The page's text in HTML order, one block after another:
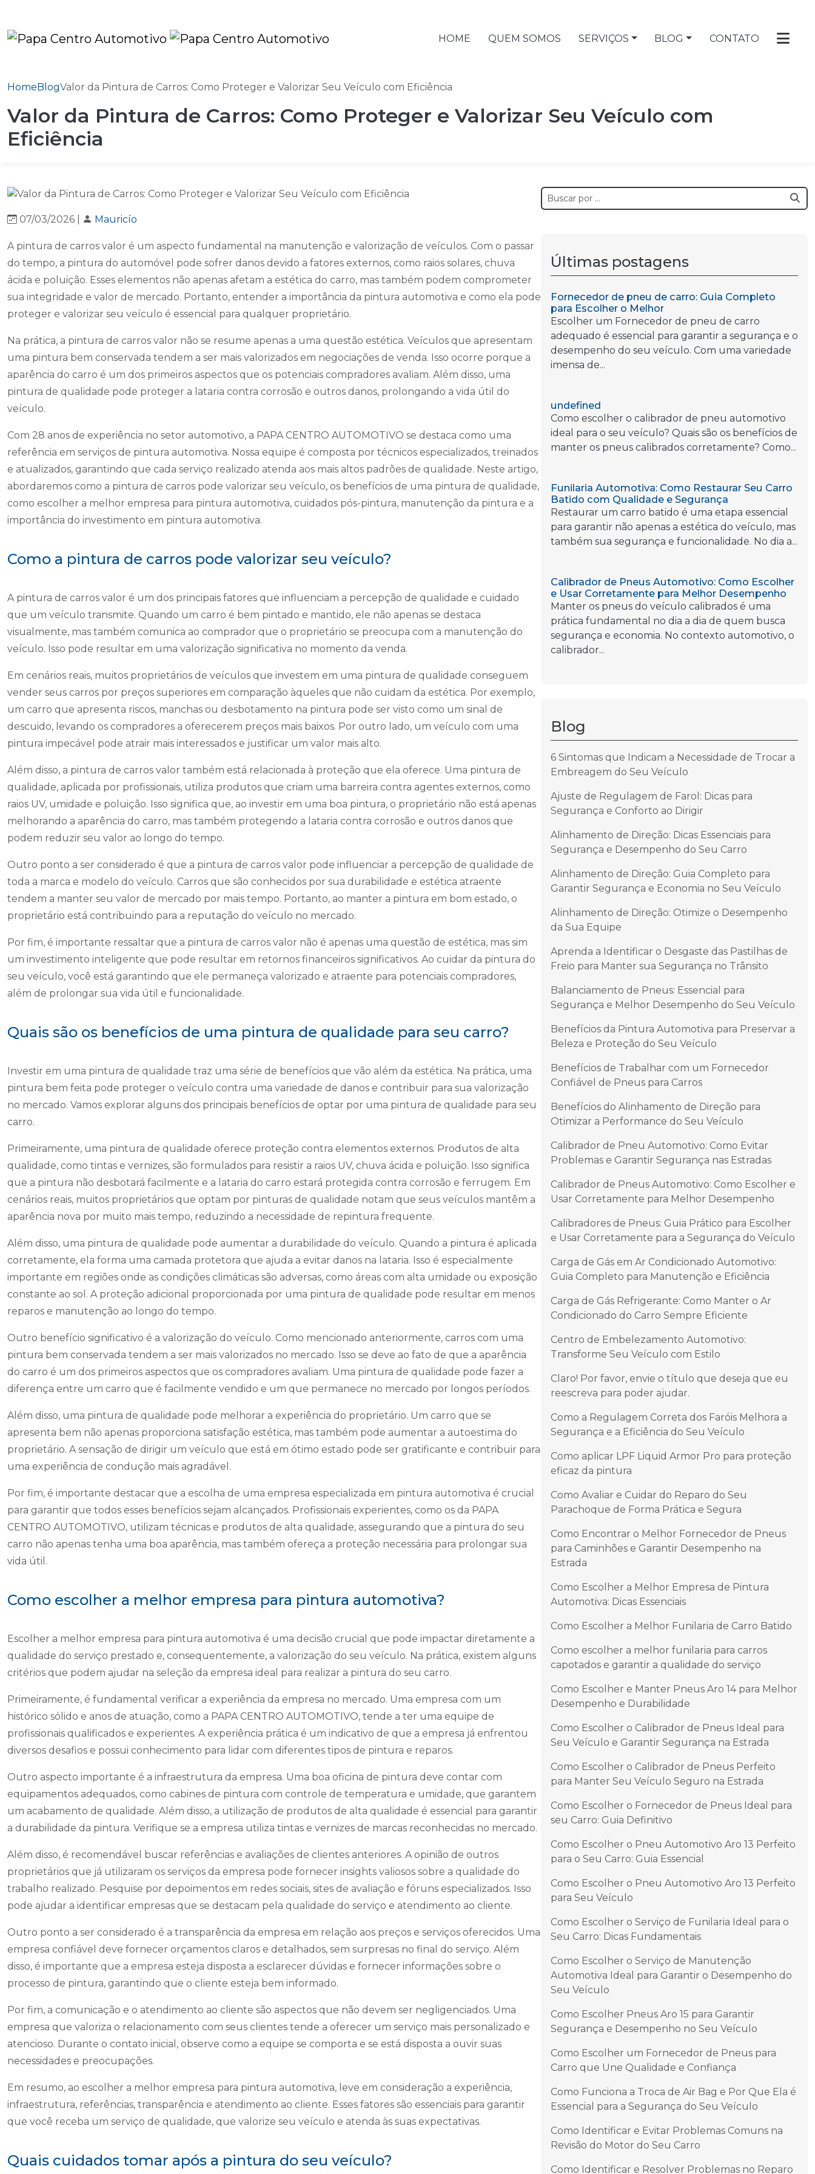
HOME QUEM SOMOS SERVIÇOS BLOG CONTATO
HomeBlogValor da Pintura de Carros: Como Proteger e Valorizar Seu Veículo com Eficiência
Valor da Pintura de Carros: Como Proteger e Valorizar Seu Veículo com
Eficiência
07/03/2026 | Mauricío
A pintura de carros valor é um aspecto fundamental na manutenção e valorização de veículos. Com o passar
do tempo, a pintura do automóvel pode sofrer danos devido a fatores externos, como raios solares, chuva
ácida e poluição. Esses elementos não apenas afetam a estética do carro, mas também podem comprometer
sua integridade e valor de mercado. Portanto, entender a importância da pintura automotiva e como ela pode
proteger e valorizar seu veículo é essencial para qualquer proprietário.
Na prática, a pintura de carros valor não se resume apenas a uma questão estética. Veículos que apresentam
uma pintura bem conservada tendem a ser mais valorizados em negociações de venda. Isso ocorre porque a
aparência do carro é um dos primeiros aspectos que os potenciais compradores avaliam. Além disso, uma
pintura de qualidade pode proteger a lataria contra corrosão e outros danos, prolongando a vida útil do
veículo.
Com 28 anos de experiência no setor automotivo, a PAPA CENTRO AUTOMOTIVO se destaca como uma
referência em serviços de pintura automotiva. Nossa equipe é composta por técnicos especializados, treinados
e atualizados, garantindo que cada serviço realizado atenda aos mais altos padrões de qualidade. Neste artigo,
abordaremos como a pintura de carros pode valorizar seu veículo, os benefícios de uma pintura de qualidade,
como escolher a melhor empresa para pintura automotiva, cuidados pós-pintura, manutenção da pintura e a
importância do investimento em pintura automotiva.
Como a pintura de carros pode valorizar seu veículo?
A pintura de carros valor é um dos principais fatores que influenciam a percepção de qualidade e cuidado
que um veículo transmite. Quando um carro é bem pintado e mantido, ele não apenas se destaca
visualmente, mas também comunica ao comprador que o proprietário se preocupa com a manutenção do
veículo. Isso pode resultar em uma valorização significativa no momento da venda.
Em cenários reais, muitos proprietários de veículos que investem em uma pintura de qualidade conseguem
vender seus carros por preços superiores em comparação àqueles que não cuidam da estética. Por exemplo,
um carro que apresenta riscos, manchas ou desbotamento na pintura pode ser visto como um sinal de
descuido, levando os compradores a oferecerem preços mais baixos. Por outro lado, um veículo com uma
pintura impecável pode atrair mais interessados e justificar um valor mais alto.
Além disso, a pintura de carros valor também está relacionada à proteção que ela oferece. Uma pintura de
qualidade, aplicada por profissionais, utiliza produtos que criam uma barreira contra agentes externos, como
raios UV, umidade e poluição. Isso significa que, ao investir em uma boa pintura, o proprietário não está apenas
melhorando a aparência do carro, mas também protegendo a lataria contra corrosão e outros danos que
podem reduzir seu valor ao longo do tempo.
Outro ponto a ser considerado é que a pintura de carros valor pode influenciar a percepção de qualidade de
toda a marca e modelo do veículo. Carros que são conhecidos por sua durabilidade e estética atraente
tendem a manter seu valor de mercado por mais tempo. Portanto, ao manter a pintura em bom estado, o
proprietário está contribuindo para a reputação do veículo no mercado.
Por fim, é importante ressaltar que a pintura de carros valor não é apenas uma questão de estética, mas sim
um investimento inteligente que pode resultar em retornos financeiros significativos. Ao cuidar da pintura do
seu veículo, você está garantindo que ele permaneça valorizado e atraente para potenciais compradores,
além de prolongar sua vida útil e funcionalidade.
Quais são os benefícios de uma pintura de qualidade para seu carro?
Investir em uma pintura de qualidade traz uma série de benefícios que vão além da estética. Na prática, uma
pintura bem feita pode proteger o veículo contra uma variedade de danos e contribuir para sua valorização
no mercado. Vamos explorar alguns dos principais benefícios de optar por uma pintura de qualidade para seu
carro.
Primeiramente, uma pintura de qualidade oferece proteção contra elementos externos. Produtos de alta
qualidade, como tintas e vernizes, são formulados para resistir a raios UV, chuva ácida e poluição. Isso significa
que a pintura não desbotará facilmente e a lataria do carro estará protegida contra corrosão e ferrugem. Em
cenários reais, muitos proprietários que optam por pinturas de qualidade notam que seus veículos mantêm a
aparência nova por muito mais tempo, reduzindo a necessidade de repintura frequente.
Além disso, uma pintura de qualidade pode aumentar a durabilidade do veículo. Quando a pintura é aplicada
corretamente, ela forma uma camada protetora que ajuda a evitar danos na lataria. Isso é especialmente
importante em regiões onde as condições climáticas são adversas, como áreas com alta umidade ou exposição
constante ao sol. A proteção adicional proporcionada por uma pintura de qualidade pode resultar em menos
reparos e manutenção ao longo do tempo.
Outro benefício significativo é a valorização do veículo. Como mencionado anteriormente, carros com uma
pintura bem conservada tendem a ser mais valorizados no mercado. Isso se deve ao fato de que a aparência
do carro é um dos primeiros aspectos que os compradores avaliam. Uma pintura de qualidade pode fazer a
diferença entre um carro que é facilmente vendido e um que permanece no mercado por longos períodos.
Além disso, uma pintura de qualidade pode melhorar a experiência do proprietário. Um carro que se
apresenta bem não apenas proporciona satisfação estética, mas também pode aumentar a autoestima do
proprietário. A sensação de dirigir um veículo que está em ótimo estado pode ser gratificante e contribuir para
uma experiência de condução mais agradável.
Por fim, é importante destacar que a escolha de uma empresa especializada em pintura automotiva é crucial
para garantir que todos esses benefícios sejam alcançados. Profissionais experientes, como os da PAPA
CENTRO AUTOMOTIVO, utilizam técnicas e produtos de alta qualidade, assegurando que a pintura do seu
carro não apenas tenha uma boa aparência, mas também ofereça a proteção necessária para prolongar sua
vida útil.
Como escolher a melhor empresa para pintura automotiva?
Escolher a melhor empresa para pintura automotiva é uma decisão crucial que pode impactar diretamente a
qualidade do serviço prestado e, consequentemente, a valorização do seu veículo. Na prática, existem alguns
critérios que podem ajudar na seleção da empresa ideal para realizar a pintura do seu carro.
Primeiramente, é fundamental verificar a experiência da empresa no mercado. Uma empresa com um
histórico sólido e anos de atuação, como a PAPA CENTRO AUTOMOTIVO, tende a ter uma equipe de
profissionais qualificados e experientes. A experiência prática é um indicativo de que a empresa já enfrentou
diversos desafios e possui conhecimento para lidar com diferentes tipos de pintura e reparos.
Outro aspecto importante é a infraestrutura da empresa. Uma boa oficina de pintura deve contar com
equipamentos adequados, como cabines de pintura com controle de temperatura e umidade, que garantem
um acabamento de qualidade. Além disso, a utilização de produtos de alta qualidade é essencial para garantir
a durabilidade da pintura. Verifique se a empresa utiliza tintas e vernizes de marcas reconhecidas no mercado.
Além disso, é recomendável buscar referências e avaliações de clientes anteriores. A opinião de outros
proprietários que já utilizaram os serviços da empresa pode fornecer insights valiosos sobre a qualidade do
trabalho realizado. Pesquise por depoimentos em redes sociais, sites de avaliação e fóruns especializados. Isso
pode ajudar a identificar empresas que se destacam pela qualidade do serviço e atendimento ao cliente.
Outro ponto a ser considerado é a transparência da empresa em relação aos preços e serviços oferecidos. Uma
empresa confiável deve fornecer orçamentos claros e detalhados, sem surpresas no final do serviço. Além
disso, é importante que a empresa esteja disposta a esclarecer dúvidas e fornecer informações sobre o
processo de pintura, garantindo que o cliente esteja bem informado.
Por fim, a comunicação e o atendimento ao cliente são aspectos que não devem ser negligenciados. Uma
empresa que valoriza o relacionamento com seus clientes tende a oferecer um serviço mais personalizado e
atencioso. Durante o contato inicial, observe como a equipe se comporta e se está disposta a ouvir suas
necessidades e preocupações.
Em resumo, ao escolher a melhor empresa para pintura automotiva, leve em consideração a experiência,
infraestrutura, referências, transparência e atendimento ao cliente. Esses fatores são essenciais para garantir
que você receba um serviço de qualidade, que valorize seu veículo e atenda às suas expectativas.
Quais cuidados tomar após a pintura do seu veículo?
Últimas postagens
Fornecedor de pneu de carro: Guia Completo
para Escolher o Melhor
Escolher um Fornecedor de pneu de carro
adequado é essencial para garantir a segurança e o
desempenho do seu veículo. Com uma variedade
imensa de...
undefined
Como escolher o calibrador de pneu automotivo
ideal para o seu veículo? Quais são os benefícios de
manter os pneus calibrados corretamente? Como...
Funilaria Automotiva: Como Restaurar Seu Carro
Batido com Qualidade e Segurança
Restaurar um carro batido é uma etapa essencial
para garantir não apenas a estética do veículo, mas
também sua segurança e funcionalidade. No dia a...
Calibrador de Pneus Automotivo: Como Escolher
e Usar Corretamente para Melhor Desempenho
Manter os pneus do veículo calibrados é uma
prática fundamental no dia a dia de quem busca
segurança e economia. No contexto automotivo, o
calibrador...
Blog
6 Sintomas que Indicam a Necessidade de Trocar a
Embreagem do Seu Veículo
Ajuste de Regulagem de Farol: Dicas para
Segurança e Conforto ao Dirigir
Alinhamento de Direção: Dicas Essenciais para
Segurança e Desempenho do Seu Carro
Alinhamento de Direção: Guia Completo para
Garantir Segurança e Economia no Seu Veículo
Alinhamento de Direção: Otimize o Desempenho
da Sua Equipe
Aprenda a Identificar o Desgaste das Pastilhas de
Freio para Manter sua Segurança no Trânsito
Balanciamento de Pneus: Essencial para
Segurança e Melhor Desempenho do Seu Veículo
Benefícios da Pintura Automotiva para Preservar a
Beleza e Proteção do Seu Veículo
Benefícios de Trabalhar com um Fornecedor
Confiável de Pneus para Carros
Benefícios do Alinhamento de Direção para
Otimizar a Performance do Seu Veículo
Calibrador de Pneu Automotivo: Como Evitar
Problemas e Garantir Segurança nas Estradas
Calibrador de Pneus Automotivo: Como Escolher e
Usar Corretamente para Melhor Desempenho
Calibradores de Pneus: Guia Prático para Escolher
e Usar Corretamente para a Segurança do Veículo
Carga de Gás em Ar Condicionado Automotivo:
Guia Completo para Manutenção e Eficiência
Carga de Gás Refrigerante: Como Manter o Ar
Condicionado do Carro Sempre Eficiente
Centro de Embelezamento Automotivo:
Transforme Seu Veículo com Estilo
Claro! Por favor, envie o título que deseja que eu
reescreva para poder ajudar.
Como a Regulagem Correta dos Faróis Melhora a
Segurança e a Eficiência do Seu Veículo
Como aplicar LPF Liquid Armor Pro para proteção
eficaz da pintura
Como Avaliar e Cuidar do Reparo do Seu
Parachoque de Forma Prática e Segura
Como Encontrar o Melhor Fornecedor de Pneus
para Caminhões e Garantir Desempenho na
Estrada
Como Escolher a Melhor Empresa de Pintura
Automotiva: Dicas Essenciais
Como Escolher a Melhor Funilaria de Carro Batido
Como escolher a melhor funilaria para carros
capotados e garantir a qualidade do serviço
Como Escolher e Manter Pneus Aro 14 para Melhor
Desempenho e Durabilidade
Como Escolher o Calibrador de Pneus Ideal para
Seu Veículo e Garantir Segurança na Estrada
Como Escolher o Calibrador de Pneus Perfeito
para Manter Seu Veículo Seguro na Estrada
Como Escolher o Fornecedor de Pneus Ideal para
seu Carro: Guia Definitivo
Como Escolher o Pneu Automotivo Aro 13 Perfeito
para o Seu Carro: Guia Essencial
Como Escolher o Pneu Automotivo Aro 13 Perfeito
para Seu Veículo
Como Escolher o Serviço de Funilaria Ideal para o
Seu Carro: Dicas Fundamentais
Como Escolher o Serviço de Manutenção
Automotiva Ideal para Garantir o Desempenho do
Seu Veículo
Como Escolher Pneus Aro 15 para Garantir
Segurança e Desempenho no Seu Veículo
Como Escolher um Fornecedor de Pneus para
Carro que Une Qualidade e Confiança
Como Funciona a Troca de Air Bag e Por Que Ela é
Essencial para a Segurança do Seu Veículo
Como Identificar e Evitar Problemas Comuns na
Revisão do Motor do Seu Carro
Como Identificar e Resolver Problemas no Reparo